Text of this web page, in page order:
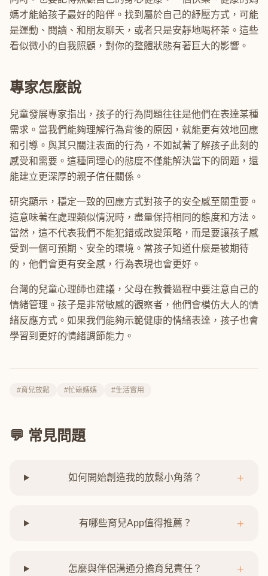
媽才能給孩子最好的陪伴。找到屬於自己的紓壓方式，可能
是運動、閱讀、和朋友聊天，或者只是安靜地喝杯茶。這些
看似微小的自我照顧，對你的整體狀態有著巨大的影響。
專家怎麼說
兒童發展專家指出，孩子的行為問題往往是他們在表達某種
需求。當我們能夠理解行為背後的原因，就能更有效地回應
和引導。與其只關注表面的行為，不如試著了解孩子此刻的
感受和需要。這種同理心的態度不僅能解決當下的問題，還
能建立更深厚的親子信任關係。
研究顯示，穩定一致的回應方式對孩子的安全感至關重要。
這意味著在處理類似情況時，盡量保持相同的態度和方法。
當然，這不代表我們不能犯錯或改變策略，而是要讓孩子感
受到一個可預期、安全的環境。當孩子知道什麼是被期待
的，他們會更有安全感，行為表現也會更好。
台灣的兒童心理師也建議，父母在教養過程中要注意自己的
情緒管理。孩子是非常敏感的觀察者，他們會模仿大人的情
緒反應方式。如果我們能夠示範健康的情緒表達，孩子也會
學習到更好的情緒調節能力。
#育兒放鬆 #忙碌媽媽 #生活實用
💬 常見問題
如何開始創造我的放鬆小角落？ +
有哪些育兒App值得推薦？ +
怎麼與伴侶溝通分擔育兒責任？ +